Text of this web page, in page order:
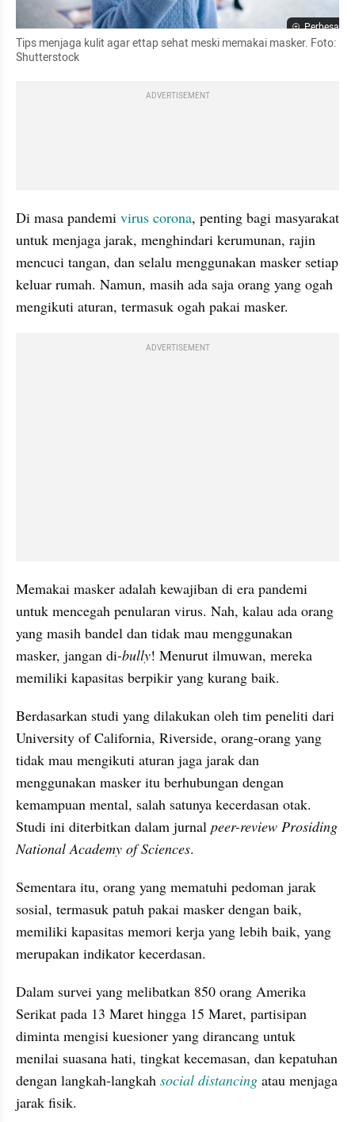
Perbesar
Tips menjaga kulit agar ettap
Shutterstock
ADVERTISEMENT
Di masa pandemi virus corona, penting bagi masyarakat
untuk menjaga jarak, menghindari kerumunan, rajin
mencuci tangan, dan selalu menggunakan masker setiap
keluar rumah. Namun, masih ada saja orang yang ogah
mengikuti aturan, termasuk ogah pakai masker.
ADVERTISEMENT
Memakai masker adalah kewajiban di era pandemi
untuk mencegah penularan virus. Nah, kalau ada orang
yang masih bandel dan tidak mau menggunakan
masker, jangan di-bully! Menurut ilmuwan, mereka
memiliki kapasitas berpikir yang kurang baik.
Berdasarkan studi yang dilakukan oleh tim peneliti dari
University of California, Riverside, orang-orang yang
tidak mau mengikuti aturan jaga jarak dan
menggunakan masker itu berhubungan dengan
kemampuan mental, salah satunya kecerdasan otak.
Studi ini diterbitkan dalam jurnal peer-review Prosiding
National Academy of Sciences.
Sementara itu, orang yang mematuhi pedoman jarak
sosial, termasuk patuh pakai masker dengan baik,
memiliki kapasitas memori kerja yang lebih baik, yang
merupakan indikator kecerdasan.
Dalam survei yang melibatkan 850 orang Amerika
Serikat pada 13 Maret hingga 15 Maret, partisipan
diminta mengisi kuesioner yang dirancang untuk
menilai suasana hati, tingkat kecemasan, dan kepatuhan
dengan langkah-langkah social distancing atau menjaga
jarak fisik.